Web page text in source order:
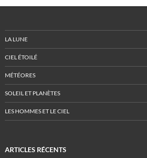
LA LUNE
CIEL ÉTOILÉ
MÉTÉORES
SOLEIL ET PLANÈTES
LES HOMMES ET LE CIEL
ARTICLES RÉCENTS